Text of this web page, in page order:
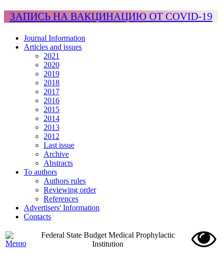
ЗАПИСЬ НА ВАКЦИНАЦИЮ ОТ COVID-19
Journal Information
Articles and issues
2021
2020
2019
2018
2017
2016
2015
2014
2013
2012
Last issue
Archive
Abstracts
To authors
Authors rules
Reviewing order
References
Advertisers' Information
Contacts
Federal State Budget Medical Prophylactic
Institution